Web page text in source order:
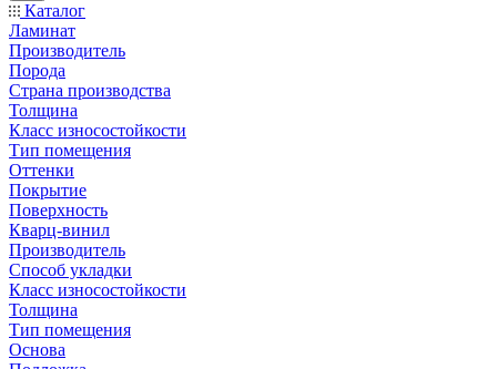
Каталог
Ламинат
Производитель
Порода
Страна производства
Толщина
Класс износостойкости
Тип помещения
Оттенки
Покрытие
Поверхность
Кварц-винил
Производитель
Способ укладки
Класс износостойкости
Толщина
Тип помещения
Основа